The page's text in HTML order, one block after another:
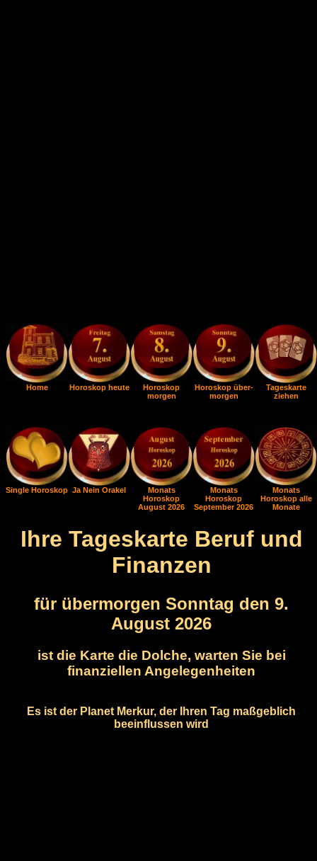
Home Horoskop heute
Horoskop
morgen
Horoskop über-
morgen
Tageskarte
ziehen
Single Horoskop Ja Nein Orakel
Monats
Horoskop
August 2026
Monats
Horoskop
September 2026
Monats
Horoskop alle
Monate
Ihre Tageskarte Beruf und
Finanzen
für übermorgen Sonntag den 9.
August 2026
ist die Karte die Dolche, warten Sie bei
finanziellen Angelegenheiten
Es ist der Planet Merkur, der Ihren Tag maßgeblich
beeinflussen wird